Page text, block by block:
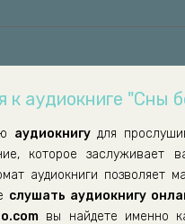
к аудиокниге "Сны
аудиокнигудля
которое заслуживает
аудиокниги позволяет
слушать аудиокнигу
вы найдете именно